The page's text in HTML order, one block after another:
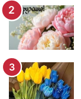
с
Д
н
м
р
о
ж